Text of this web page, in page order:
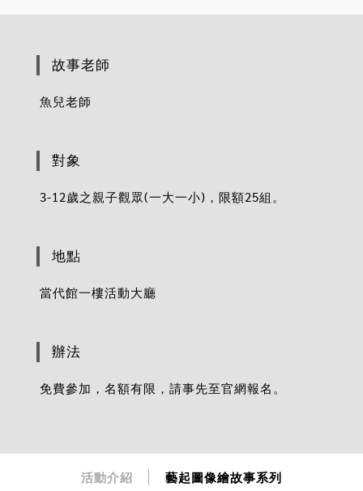
故事老師
魚兒老師
對象
3-12歲之親子觀眾(一大一小)，限額25組。
地點
當代館一樓活動大廳
辦法
免費參加，名額有限，請事先至官網報名。
活動介紹 藝起圖像繪故事系列